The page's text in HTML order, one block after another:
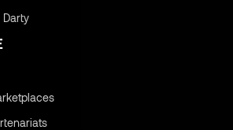
Darty